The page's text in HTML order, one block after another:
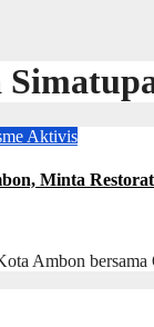
Aktivis
Minta
Ambon bersama